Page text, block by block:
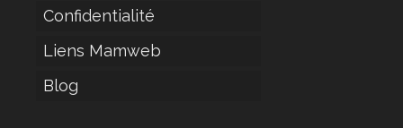
Confidentialité
Liens Mamweb
Blog